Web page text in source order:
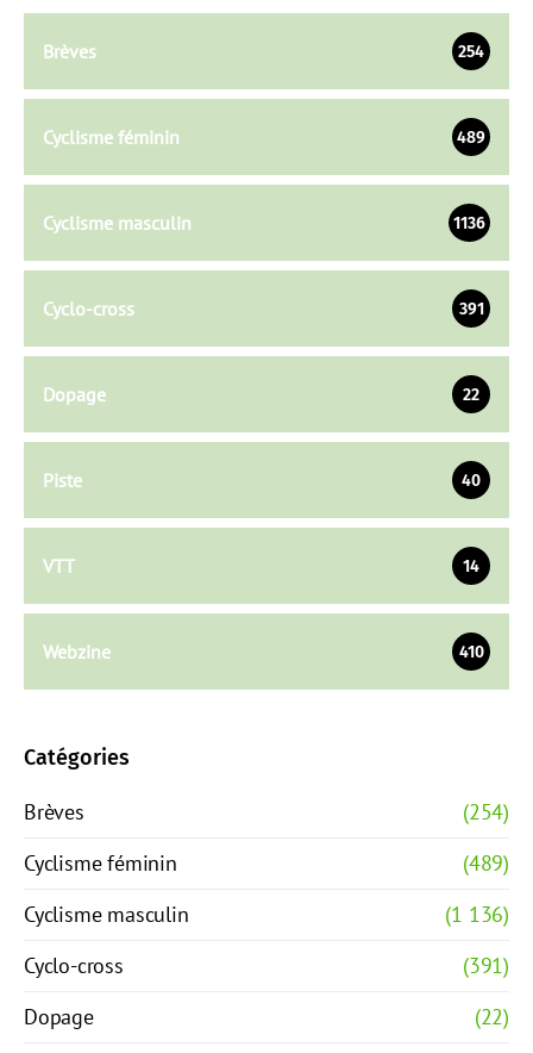
Brèves 254
Cyclisme féminin 489
Cyclisme masculin 1136
Cyclo-cross 391
Dopage 22
Piste 40
VTT 14
Webzine 410
Catégories
Brèves
(254)
Cyclisme féminin
(489)
Cyclisme masculin
(1 136)
Cyclo-cross
(391)
Dopage
(22)